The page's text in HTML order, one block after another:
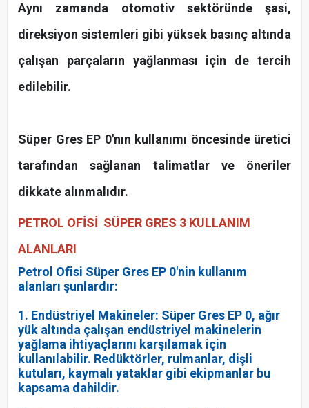
Aynı zamanda otomotiv sektöründe şasi,
direksiyon sistemleri gibi yüksek basınç altında
çalışan parçaların yağlanması için de tercih
edilebilir.
Süper Gres EP 0'nın kullanımı öncesinde üretici
tarafından sağlanan talimatlar ve öneriler
dikkate alınmalıdır.
PETROL OFİSİ SÜPER GRES 3 KULLANIM
ALANLARI
Petrol Ofisi Süper Gres EP 0'nin kullanım
alanları şunlardır:
1. Endüstriyel Makineler: Süper Gres EP 0, ağır
yük altında çalışan endüstriyel makinelerin
yağlama ihtiyaçlarını karşılamak için
kullanılabilir. Redüktörler, rulmanlar, dişli
kutuları, kaymalı yataklar gibi ekipmanlar bu
kapsama dahildir.